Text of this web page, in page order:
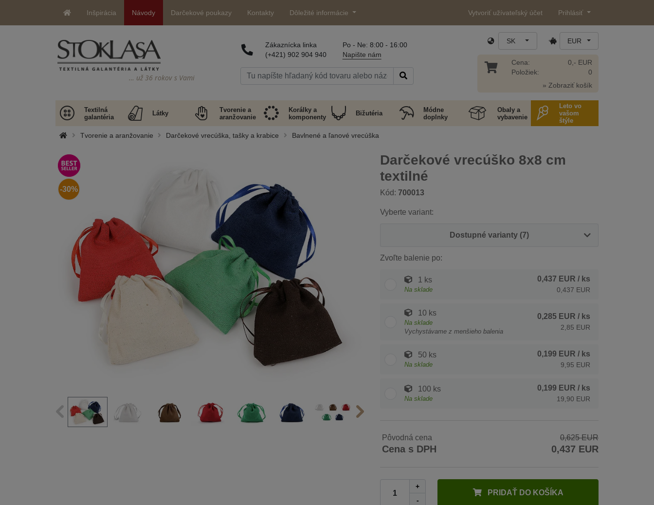
Inšpirácia Návody Darčekové poukazy Kontakty Dôležité informácie Vytvoriť užívateľský účet Prihlásiť
… už 36 rokov s Vami
Zákaznícka linka
(+421) 902 904 940
Po - Ne: 8:00 - 16:00
Napište nám
SK EUR
Cena:
Položiek:
0,- EUR
0
» Zobraziť košík
Textilná
galantéria
Látky
Tvorenie a
aranžovanie
Korálky a
komponenty
Bižutéria
Módne
doplnky
Obaly a
vybavenie
Leto vo
vašom
štýle
Tvorenie a aranžovanie Darčekové vrecúška, tašky a krabice Bavlnené a ľanové vrecúška
Darčekové vrecúško 8x8 cm
textilné
Kód: 700013
-30%
Vyberte variant:
Dostupné varianty (7)
Zvoľte balenie po:
1 ks
Na sklade
0,437 EUR / ks
0,437 EUR
10 ks
Na sklade
Vychystávame z menšieho balenia
0,285 EUR / ks
2,85 EUR
50 ks
Na sklade
0,199 EUR / ks
9,95 EUR
100 ks
Na sklade
0,199 EUR / ks
19,90 EUR
Pôvodná cena 0,625 EUR
Cena s DPH 0,437 EUR
+
-
PRIDAŤ DO KOŠÍKA